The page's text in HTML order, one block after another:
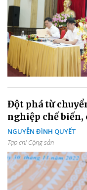
Đột phá từ
nghiệp chế biến,
NGUYỄN ĐÌNH QUYẾT
Tạp chí Cộng sản